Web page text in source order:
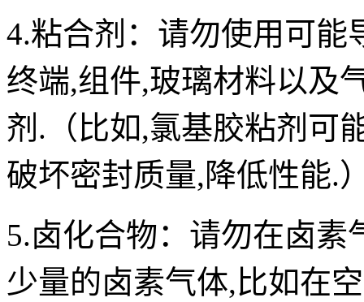
4.粘合剂： 请勿使用可能
终端,组件,玻璃材料以及
剂.（比如,氯基胶粘剂可
破坏密封质量,降低性能.
5.卤化合物： 请勿在卤素
少量的卤素气体,比如在